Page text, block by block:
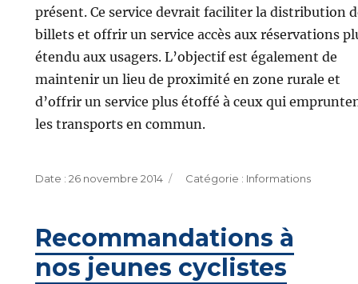
présent. Ce service devrait faciliter la distribution
billets et offrir un service accès aux réservations
étendu aux usagers. L’objectif est également de
maintenir un lieu de proximité en zone rurale et
d’offrir un service plus étoffé à ceux qui
les transports en commun.
Publié
26 novembre 2014 Catégories
Informations
Recommandations à
nos jeunes cyclistes